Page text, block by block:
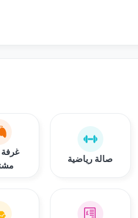
صالة رياضية
غرفة